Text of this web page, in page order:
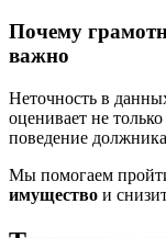
Почему
важно
Неточность в
оценивает не
поведение
Мы помогаем
имущество и